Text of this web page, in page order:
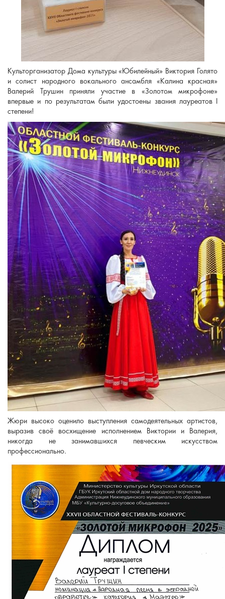
Культорганизатор Дома культуры «Юбилейный» Виктория Голято
и солист народного вокального ансамбля «Калина красная»
Валерий Трушин приняли участие в «Золотом микрофоне»
впервые и по результатам были удостоены звания лауреатов I
степени!
Жюри высоко оценило выступления самодеятельных артистов,
выразив своё восхищение исполнением Виктории и Валерия,
никогда не занимавшихся певческим искусством
профессионально.